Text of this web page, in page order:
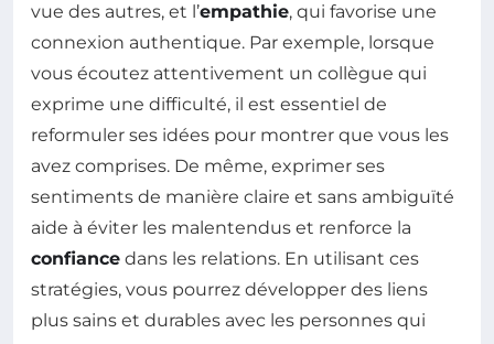
vue des autres, et l’empathie, qui favorise une
connexion authentique. Par exemple, lorsque
vous écoutez attentivement un collègue qui
exprime une difficulté, il est essentiel de
reformuler ses idées pour montrer que vous les
avez comprises. De même, exprimer ses
sentiments de manière claire et sans ambiguïté
aide à éviter les malentendus et renforce la
confiance dans les relations. En utilisant ces
stratégies, vous pourrez développer des liens
plus sains et durables avec les personnes qui